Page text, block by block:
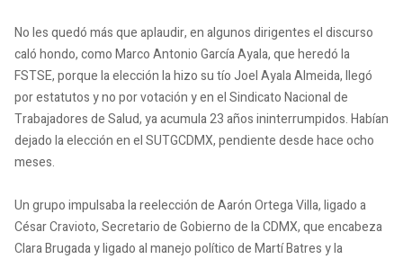
No les quedó más que aplaudir, en algunos dirigentes el discurso
caló hondo, como Marco Antonio García Ayala, que heredó la
FSTSE, porque la elección la hizo su tío Joel Ayala Almeida, llegó
por estatutos y no por votación y en el Sindicato Nacional de
Trabajadores de Salud, ya acumula 23 años ininterrumpidos. Habían
dejado la elección en el SUTGCDMX, pendiente desde hace ocho
meses.
Un grupo impulsaba la reelección de Aarón Ortega Villa, ligado a
César Cravioto, Secretario de Gobierno de la CDMX, que encabeza
Clara Brugada y ligado al manejo político de Martí Batres y la